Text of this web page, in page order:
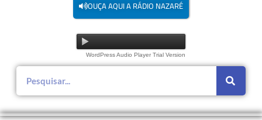
OUÇA AQUI A RÁDIO NAZARÉ
WordPress Audio Player Trial Version